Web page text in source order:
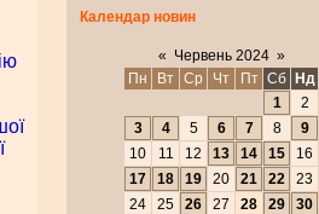
Календар новин
« Червень 2024 »
Пн
Вт Ср Чт Пт Сб
Нд
1
2
3
4 5 6 7 8
9
10
11 12 13 14 15
16
17
18 19 20 21 22
23
24
25 26 27 28 29 30